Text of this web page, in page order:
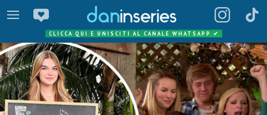
CLICCA QUI E UNISCITI AL CANALE WHATSAPP ✔